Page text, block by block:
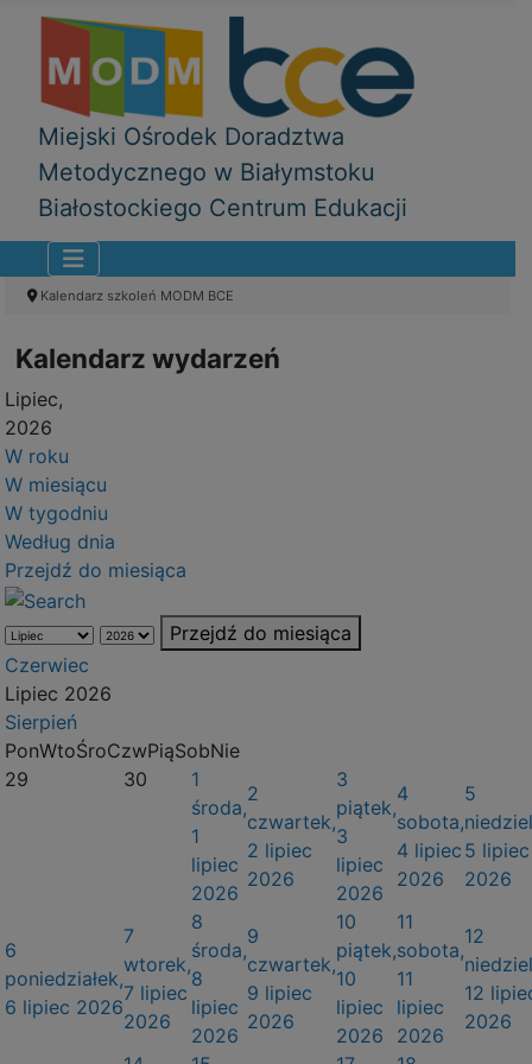
Miejski Ośrodek Doradztwa
Metodycznego w Białymstoku
Białostockiego Centrum Edukacji
Kalendarz szkoleń MODM BCE
Kalendarz wydarzeń
Lipiec,
2026
W roku
W miesiącu
W tygodniu
Według dnia
Przejdź do miesiąca
Przejdź do miesiąca
Czerwiec
Lipiec 2026
Sierpień
PonWtoŚroCzwPiąSobNie
29
30
1
środa,
1
lipiec
2026
2
czwartek,
2 lipiec
2026
3
piątek,
3
lipiec
2026
4
sobota,
4 lipiec
2026
5
5 lipiec
2026
6
poniedziałek,
6 lipiec 2026
7
wtorek,
7 lipiec
2026
8
środa,
8
lipiec
2026
9
czwartek,
9 lipiec
2026
10
piątek,
10
lipiec
2026
11
sobota,
11
lipiec
2026
12
12
2026